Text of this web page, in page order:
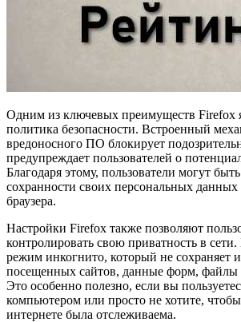
Одним из ключевых преимуществ Firefox
политика безопасности. Встроенный
вредоносного ПО блокирует
предупреждает пользователей о
Благодаря этому, пользователи могут
сохранности своих персональных
браузера.
Настройки Firefox также позволяют
контролировать свою приватность в сети.
режим инкогнито, который не сохраняет
посещенных сайтов, данные форм, файлы
Это особенно полезно, если вы
компьютером или просто не хотите,
интернете была отслеживаема.